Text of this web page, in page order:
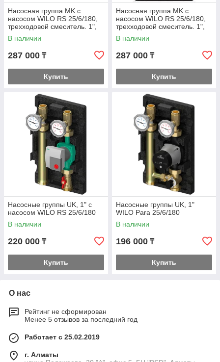
Насосная группа MK с
насосом WILO RS 25/6/180,
трехходовой смеситель. 1",
подача - слева
В наличии
287 000 ₸
Купить
Насосная группа MK с
насосом WILO RS 25/6/180,
трехходовой смеситель. 1",
подача - справа
В наличии
287 000 ₸
Купить
Насосные группы UK, 1" с
насосом WILO RS 25/6/180
В наличии
220 000 ₸
Купить
Насосные группы UK, 1"
WILO Para 25/6/180
В наличии
196 000 ₸
Купить
О нас
Рейтинг не сформирован
Менее 5 отзывов за последний год
Работает с 25.02.2019
г. Алматы